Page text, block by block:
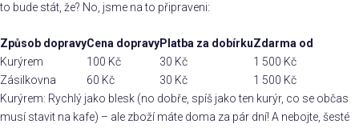
to bude stát, že? No, jsme na to připraveni:
Způsob dopravyCena dopravyPlatba za dobírkuZdarma od
Kurýrem
100 Kč 30 Kč
1 500 Kč
Zásilkovna
60 Kč 30 Kč
1 500 Kč
Kurýrem: Rychlý jako blesk (no dobře, spíš jako ten kurýr, co se občas
musí stavit na kafe) – ale zboží máte doma za pár dní! A nebojte, šesté